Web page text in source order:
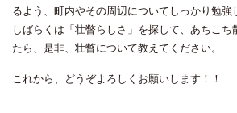
るよう、町内やその周辺についてしっかり勉強
しばらくは「壮瞥らしさ」を探して、あちこち
たら、是非、壮瞥について教えてください。
これから、どうぞよろしくお願いします！！